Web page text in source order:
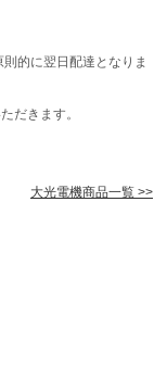
的に翌日配達となりま
だきます。
大光電機商品一覧 >>